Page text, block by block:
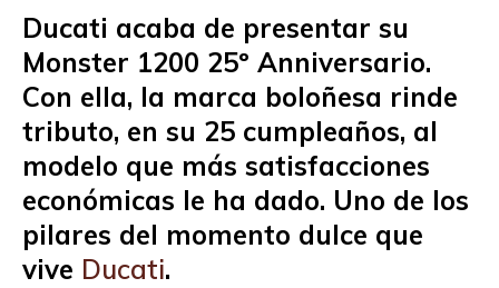
Ducati acaba de presentar su
Monster 1200 25º Anniversario.
Con ella, la marca boloñesa rinde
tributo, en su 25 cumpleaños, al
modelo que más satisfacciones
económicas le ha dado. Uno de los
pilares del momento dulce que
vive Ducati.